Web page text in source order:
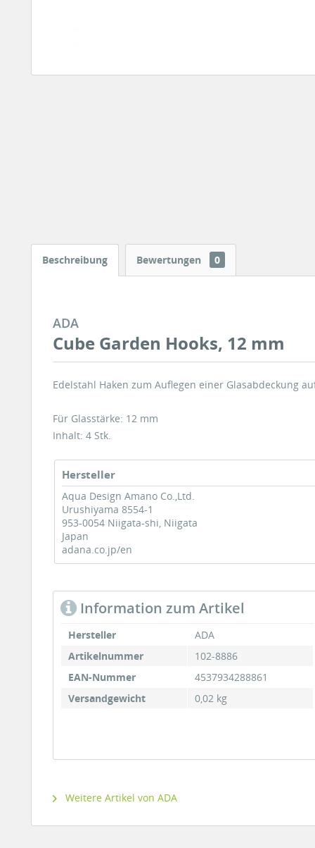
Beschreibung Bewertungen 0
ADA
Cube Garden Hooks, 12 mm
Edelstahl Haken zum Auflegen einer Glasabdeckung
Für Glasstärke: 12 mm
Inhalt: 4 Stk.
Hersteller
Aqua Design Amano Co.,Ltd.
Urushiyama 8554-1
953-0054 Niigata-shi, Niigata
Japan
adana.co.jp/en
Information zum Artikel
Hersteller
ADA
Artikelnummer
102-8886
EAN-Nummer
4537934288861
Versandgewicht
0,02 kg
Weitere Artikel von ADA